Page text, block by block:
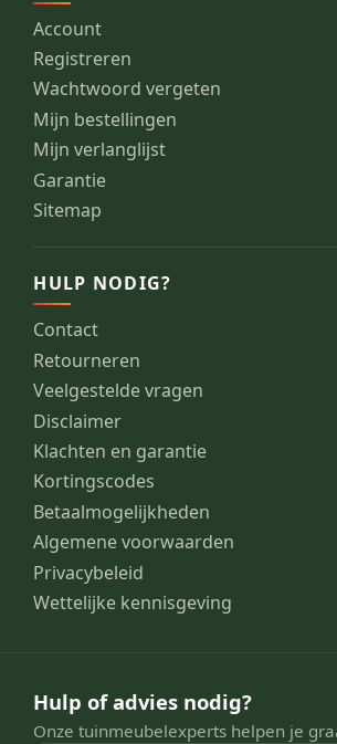
Account
Registreren
Wachtwoord vergeten
Mijn bestellingen
Mijn verlanglijst
Garantie
Sitemap
HULP NODIG?
Contact
Retourneren
Veelgestelde vragen
Disclaimer
Klachten en garantie
Kortingscodes
Betaalmogelijkheden
Algemene voorwaarden
Privacybeleid
Wettelijke kennisgeving
Hulp of advies nodig?
Onze tuinmeubelexperts helpen je